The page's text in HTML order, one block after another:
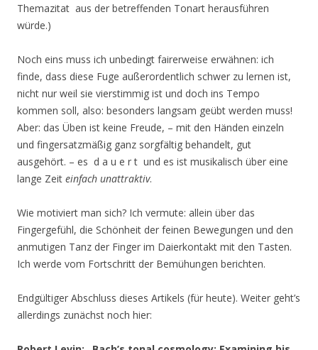
Themazitat aus der betreffenden Tonart herausführen
würde.)
Noch eins muss ich unbedingt fairerweise erwähnen: ich
finde, dass diese Fuge außerordentlich schwer zu lernen ist,
nicht nur weil sie vierstimmig ist und doch ins Tempo
kommen soll, also: besonders langsam geübt werden muss!
Aber: das Üben ist keine Freude, – mit den Händen einzeln
und fingersatzmäßig ganz sorgfältig behandelt, gut
ausgehört. – es d a u e r t und es ist musikalisch über eine
lange Zeit einfach unattraktiv.
Wie motiviert man sich? Ich vermute: allein über das
Fingergefühl, die Schönheit der feinen Bewegungen und den
anmutigen Tanz der Finger im Daierkontakt mit den Tasten.
Ich werde vom Fortschritt der Bemühungen berichten.
Endgültiger Abschluss dieses Artikels (für heute). Weiter geht’s
allerdings zunächst noch hier: